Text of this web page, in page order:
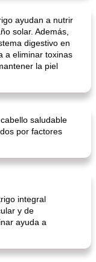
ayudan a nutrir
solar. Además,
digestivo en
a eliminar toxinas
la piel
saludable
​​por factores
integral
y de
ayuda a